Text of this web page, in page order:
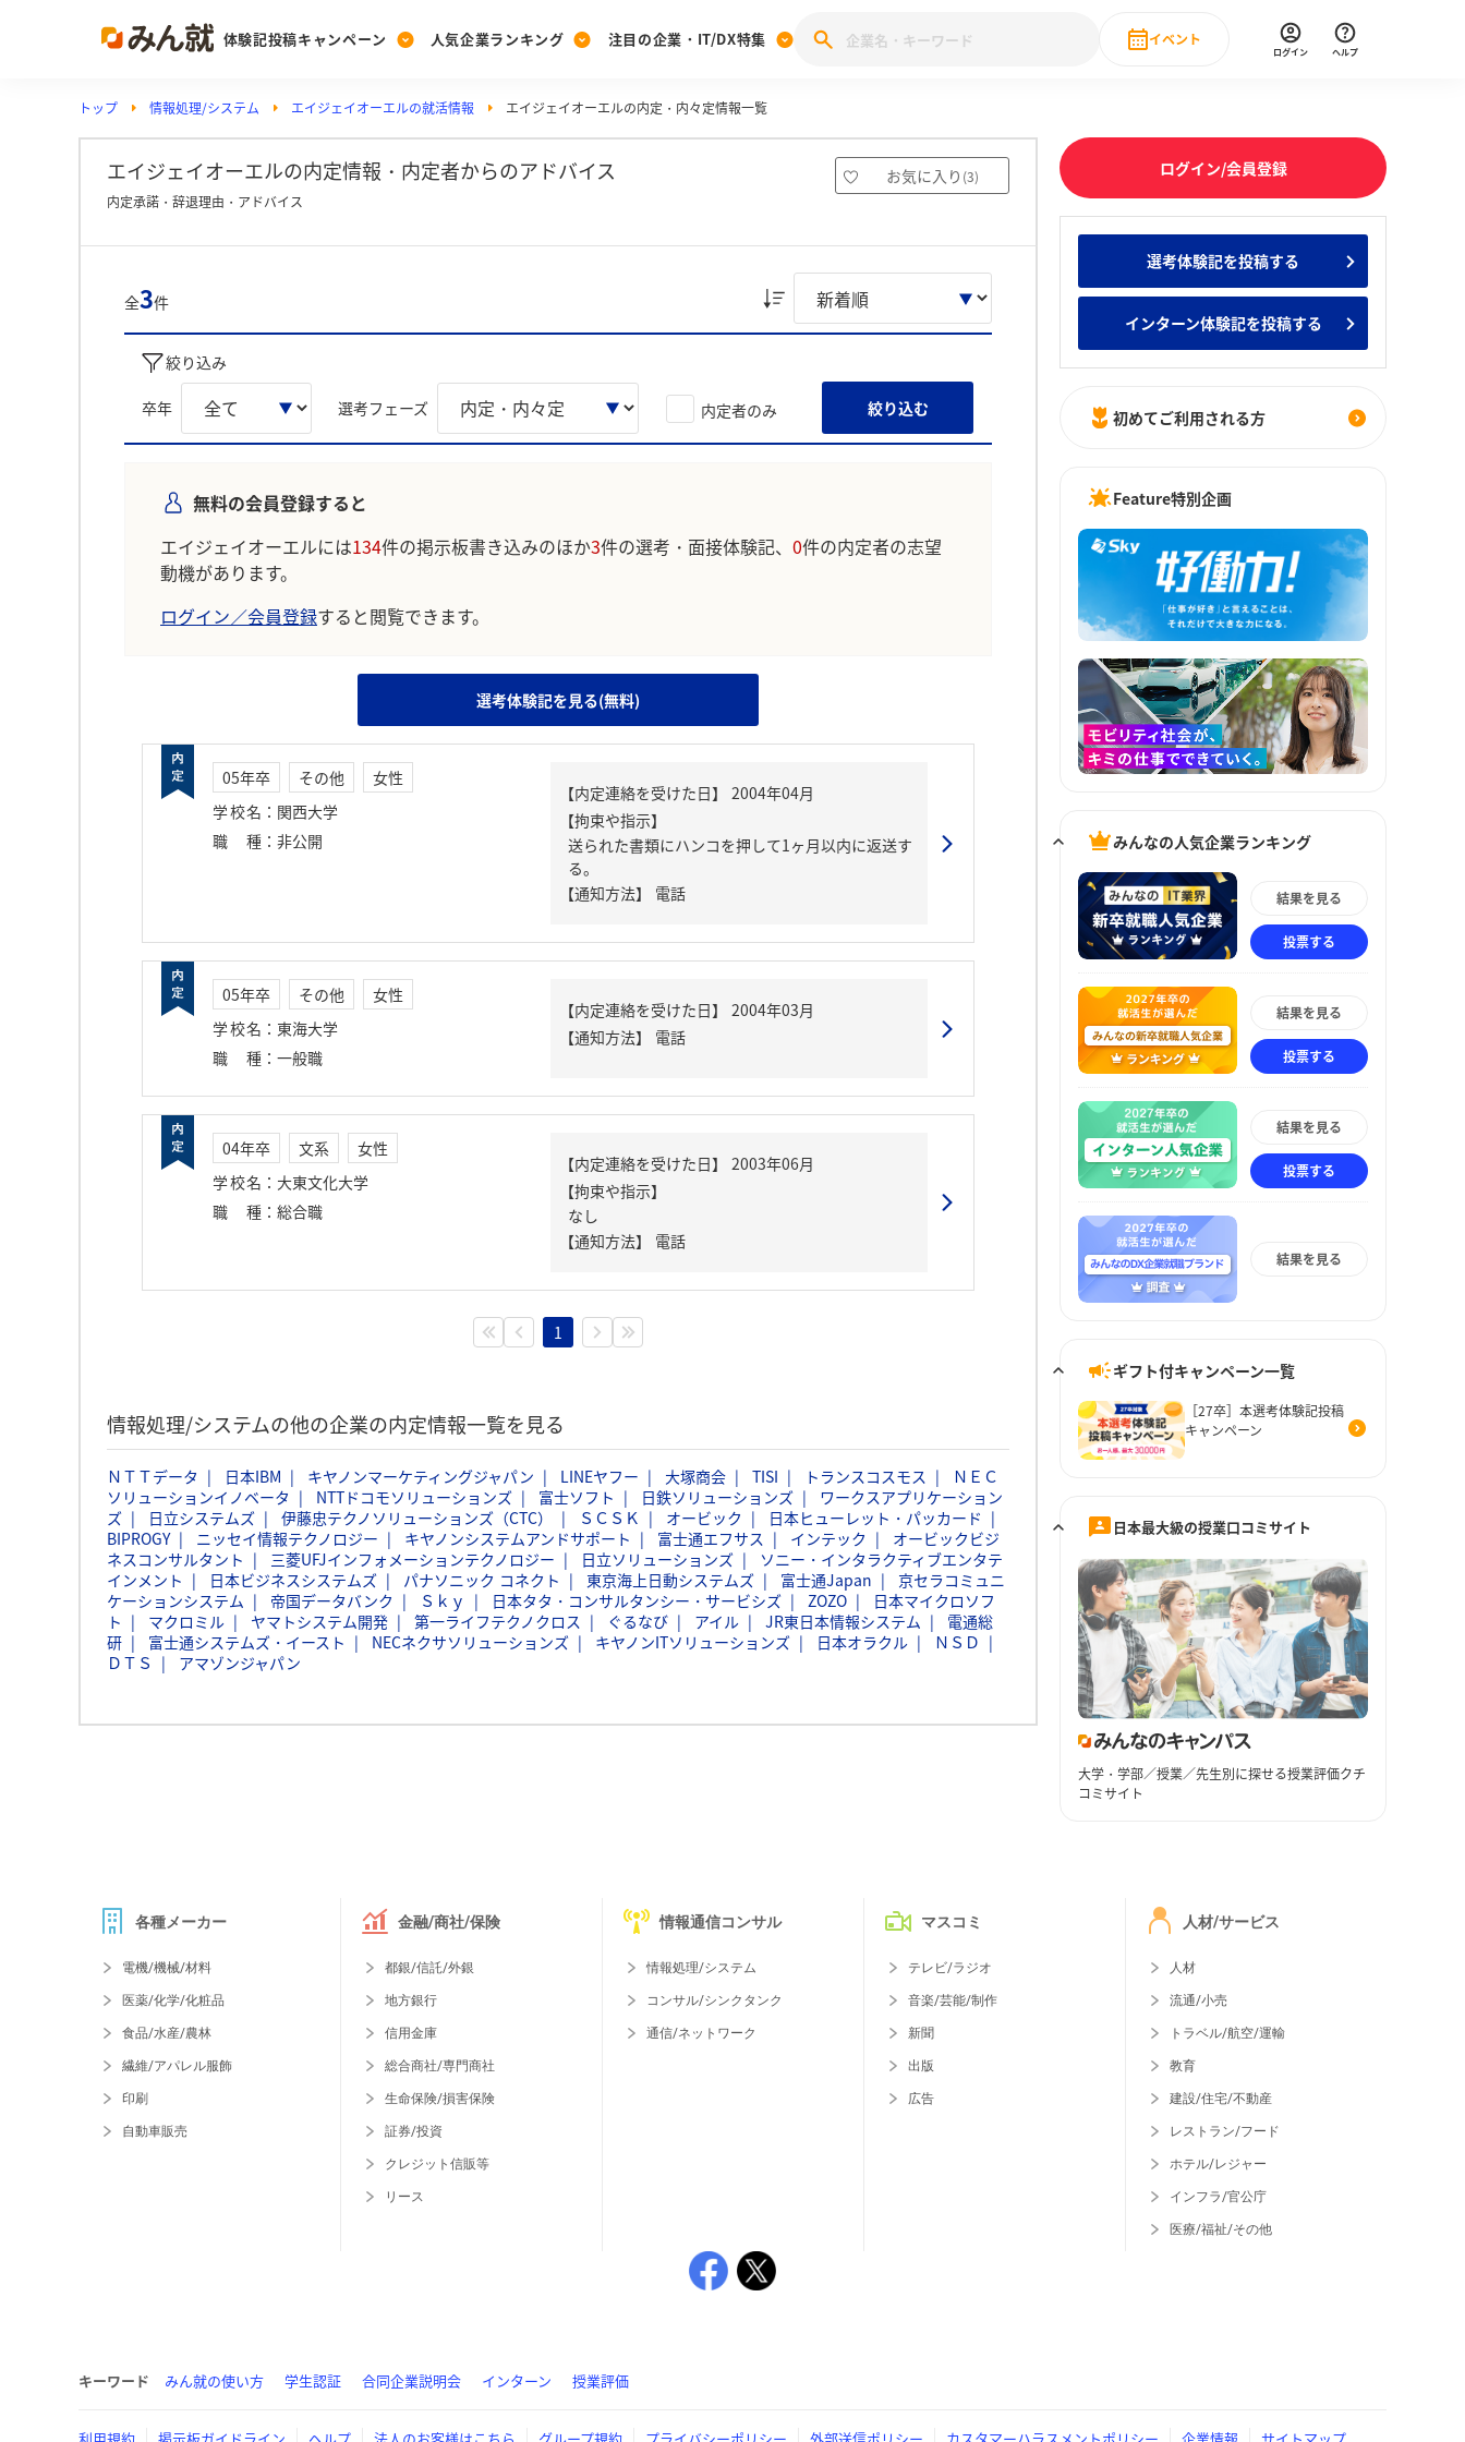
体験記投稿キャンペーン
Post
投稿する
[27卒] 本選考体験記投稿キャンペーン
人気企業ランキング
Ranking
ランキングを見る
みんなのDX企業就職ブランド調査
Vote みんなの新卒就職人気企業ランキング みんなのインターン人気企業ランキ
注目の企業・IT/DX特集
PickUp
注目の企業特集
28卒 IT・DX現場社員インタビュー
イベント
直近のイベント一覧
ログイン ヘルプ
トップ 情報処理/システム エイジェイオーエルの就活情報 エイジェイオーエルの内定・内々定情報一覧
エイジェイオーエルの内定情報・内定者からのアドバイス お気に入り (3)
内定承諾・辞退理由・アドバイス
全3件
絞り込み
卒年 選考フェーズ 内定者のみ 絞り込む
無料の会員登録すると
エイジェイオーエルには134件の掲示板書き込みのほか3件の選考・面接体験記、 0件の内定者の志望
動機があります。
ログイン／会員登録すると閲覧できます。
選考体験記を見る(無料)
05年卒 その他
女性
学校名 ： 関西大学
職種 ： 非公開
【内定連絡を受けた日】
2004年04月
【拘束や指示】
送られた書類にハンコを押して1ヶ月以内に返送す
る。
【通知方法】
電話
05年卒 その他
女性
学校名 ： 東海大学
職種 ： 一般職
【内定連絡を受けた日】
2004年03月
【通知方法】
電話
04年卒 文系
女性
学校名 ： 大東文化大学
職種 ： 総合職
【内定連絡を受けた日】
2003年06月
【拘束や指示】
なし
【通知方法】
電話
1
情報処理/システムの他の企業の内定情報一覧を見る
ＮＴＴデータ 日本IBM キヤノンマーケティングジャパン LINEヤフー 大塚商会 TISI トランスコスモス
ＮＥＣ
ソリューションイノベータ
NTTドコモソリューションズ 富士ソフト 日鉄ソリューションズ
ワークスアプリケーション
ズ
日立システムズ 伊藤忠テクノソリューションズ（CTC） ＳＣＳＫ オービック
日本ヒューレット・パッカード
BIPROGY
ニッセイ情報テクノロジー キヤノンシステムアンドサポート 富士通エフサス インテック
オービックビジ
ネスコンサルタント
三菱UFJインフォメーションテクノロジー 日立ソリューションズ
ソニー・インタラクティブエンタテ
インメント
日本ビジネスシステムズ パナソニック コネクト 東京海上日動システムズ 富士通Japan
京セラコミュニ
ケーションシステム
帝国データバンク Ｓｋｙ 日本タタ・コンサルタンシー・サービシズ ZOZO
日本マイクロソフ
ト
マクロミル ヤマトシステム開発 第一ライフテクノクロス ぐるなび アイル JR東日本情報システム
電通総
研
富士通システムズ・イースト NECネクサソリューションズ キヤノンITソリューションズ 日本オラクル
ＮＳＤ
ＤＴＳ
アマゾンジャパン
ログイン/会員登録
選考体験記を投稿する
インターン体験記を投稿する
初めてご利用される方
Feature特別企画
みんなの人気企業ランキング
結果を見る
投票する
結果を見る
投票する
結果を見る
投票する
結果を見る
ギフト付キャンペーン一覧
［27卒］本選考体験記投稿
キャンペーン
日本最大級の授業口コミサイト
大学・学部／授業／先生別に探せる授業評価クチ
コミサイト
各種メーカー
電機/機械/材料
医薬/化学/化粧品
食品/水産/農林
繊維/アパレル服飾
印刷
自動車販売
金融/商社/保険
都銀/信託/外銀
地方銀行
信用金庫
総合商社/専門商社
生命保険/損害保険
証券/投資
クレジット信販等
リース
情報通信コンサル
情報処理/システム
コンサル/シンクタンク
通信/ネットワーク
マスコミ
テレビ/ラジオ
音楽/芸能/制作
新聞
出版
広告
人材/サービス
人材
流通/小売
トラベル/航空/運輸
教育
建設/住宅/不動産
レストラン/フード
ホテル/レジャー
インフラ/官公庁
医療/福祉/その他
キーワード みん就の使い方 学生認証 合同企業説明会 インターン 授業評価